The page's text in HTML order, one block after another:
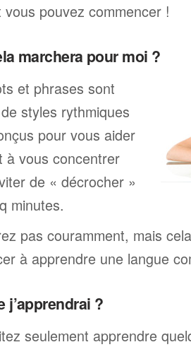
pouvez commencer !
marchera pour moi ?
et phrases sont
styles rythmiques
pour vous aider
à vous concentrer
de « décrocher »
minutes.
pas couramment, mais
à apprendre une langue
j’apprendrai ?
seulement apprendre